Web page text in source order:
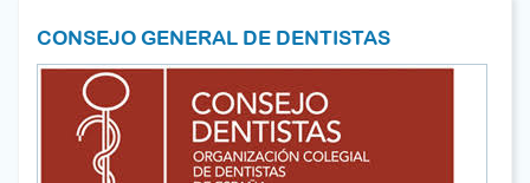
CONSEJO GENERAL DE DENTISTAS